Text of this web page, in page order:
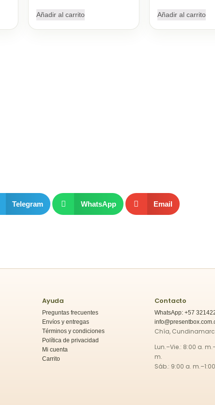
Añadir al carrito Añadir al carrito
Telegram WhatsApp Email
Ayuda
Preguntas frecuentes
Envíos y entregas
Términos y condiciones
Política de privacidad
Mi cuenta
Carrito
Contacto
WhatsApp: +57
Chía,
Lun.–Vie.: 8:00 a.
m.
Sáb.: 9:00 a.